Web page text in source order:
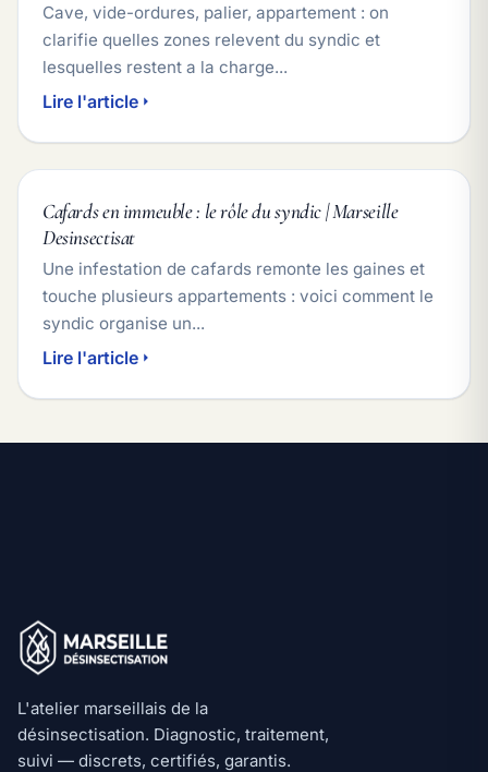
Cave, vide-ordures, palier, appartement : on
clarifie quelles zones relevent du syndic et
lesquelles restent a la charge...
Lire l'article
Cafards en immeuble : le rôle du syndic | Marseille
Desinsectisat
Une infestation de cafards remonte les gaines et
touche plusieurs appartements : voici comment le
syndic organise un...
Lire l'article
L'atelier marseillais de la
désinsectisation. Diagnostic, traitement,
suivi — discrets, certifiés, garantis.